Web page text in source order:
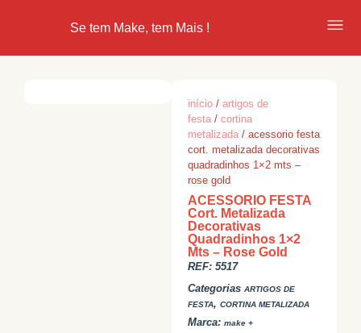
Se tem Make, tem Mais !
início /artigos de
festa /cortina
metalizada / acessorio festa
cort. metalizada decorativas
quadradinhos 1×2 mts –
rose gold
ACESSORIO FESTA
Cort. Metalizada
Decorativas
Quadradinhos 1×2
Mts – Rose Gold
REF:5517
Categorias ARTIGOS DE
FESTA,CORTINA METALIZADA
Marca:make +